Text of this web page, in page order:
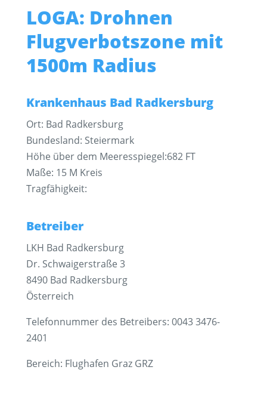
LOGA: Drohnen
Flugverbotszone mit
1500m Radius
Krankenhaus Bad Radkersburg
Ort: Bad Radkersburg
Bundesland: Steiermark
Höhe über dem Meeresspiegel:682 FT
Maße: 15 M Kreis
Tragfähigkeit:
Betreiber
LKH Bad Radkersburg
Dr. Schwaigerstraße 3
8490 Bad Radkersburg
Österreich
Telefonnummer des Betreibers: 0043 3476-
2401
Bereich: Flughafen Graz GRZ